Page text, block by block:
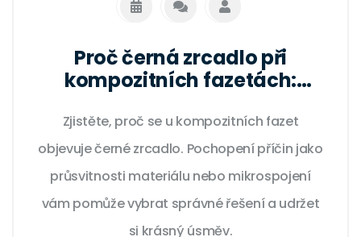
Proč černá zrcadlo při
kompozitních fazetách:
Zjistěte, proč se u kompozitních fazet
objevuje černé zrcadlo. Pochopení příčin jako
průsvitnosti materiálu nebo mikrospojení
vám pomůže vybrat správné řešení a udržet
si krásný úsměv.